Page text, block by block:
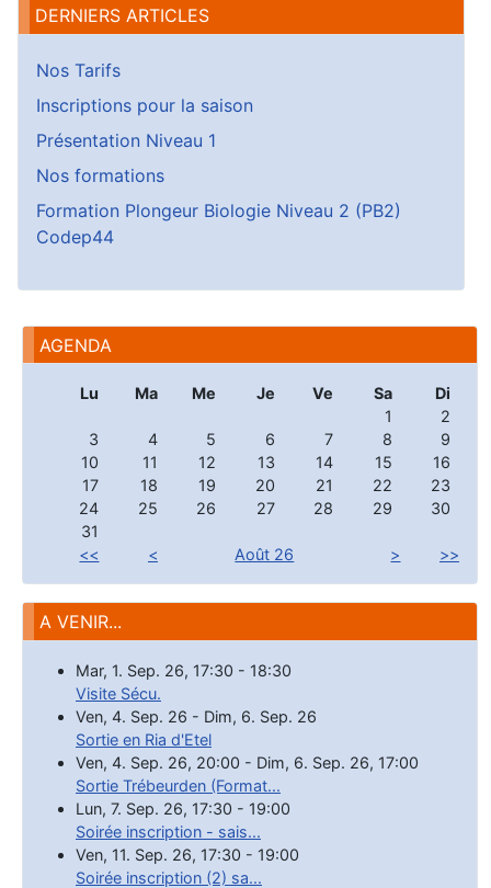
AGENDA
Lu Ma Me Je Ve Sa
Di
1
2
3
4 5 6 7 8
9
10
11 12 13 14 15
16
17
18 19 20 21 22
23
24
25 26 27 28 29
30
31
<<
< Août 26 > >>
A VENIR...
Mar, 1. Sep. 26, 17:30 - 18:30
Visite Sécu.
Ven, 4. Sep. 26 - Dim, 6. Sep. 26
Sortie en Ria d'Etel
Ven, 4. Sep. 26, 20:00 - Dim, 6. Sep. 26, 17:00
Sortie Trébeurden (Format...
Lun, 7. Sep. 26, 17:30 - 19:00
Soirée inscription - sais...
Ven, 11. Sep. 26, 17:30 - 19:00
Soirée inscription (2) sa...
DERNIERS ARTICLES
Nos Tarifs
Inscriptions pour la saison
Présentation Niveau 1
Nos formations
Formation Plongeur Biologie Niveau 2 (PB2)
Codep44